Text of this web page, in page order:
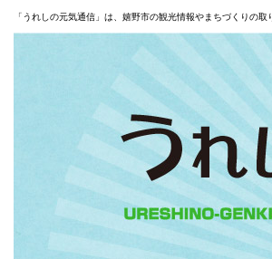
「うれしの元気通信」は、嬉野市の観光情報やまちづくりの